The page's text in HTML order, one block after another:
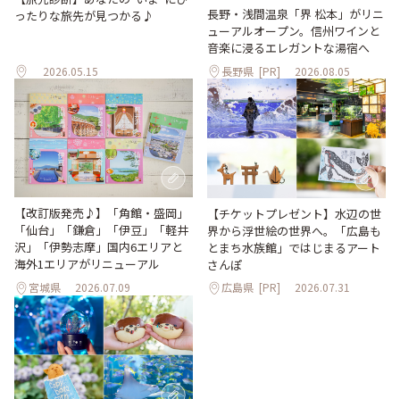
ったりな旅先が見つかる♪
2026.05.15
長野・浅間温泉「界 松本」がリニ
ューアルオープン。信州ワインと
音楽に浸るエレガントな湯宿へ
長野県 [PR] 2026.08.05
【改訂版発売♪】「角館・盛岡」
「仙台」「鎌倉」「伊豆」「軽井
沢」「伊勢志摩」国内6エリアと
海外1エリアがリニューアル
宮城県 2026.07.09
【チケットプレゼント】水辺の世
界から浮世絵の世界へ。「広島も
とまち水族館」ではじまるアート
さんぽ
広島県 [PR] 2026.07.31